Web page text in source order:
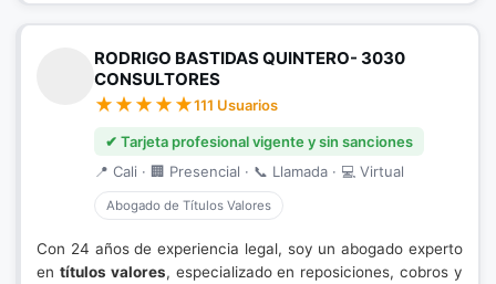
RODRIGO BASTIDAS QUINTERO- 3030
CONSULTORES
111 Usuarios
✔ Tarjeta profesional vigente y sin sanciones
📍 Cali · 🏢 Presencial · 📞 Llamada · 💻 Virtual
Abogado de Títulos Valores
Con 24 años de experiencia legal, soy un abogado experto
en títulos valores, especializado en reposiciones, cobros y